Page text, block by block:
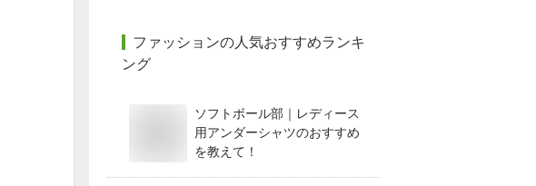
ファッションの人気おすすめランキ
ング
ソフトボール部｜レディース
用アンダーシャツのおすすめ
を教えて！